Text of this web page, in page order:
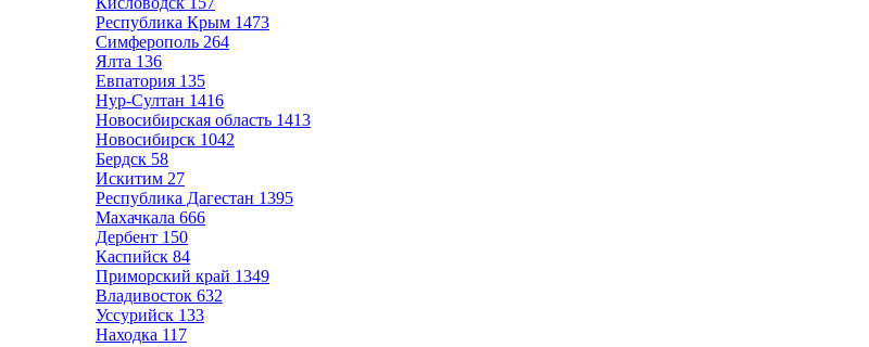
Республика Крым 1473
Симферополь 264
Ялта 136
Евпатория 135
Нур-Султан 1416
Новосибирская область 1413
Новосибирск 1042
Бердск 58
Искитим 27
Республика Дагестан 1395
Махачкала 666
Дербент 150
Каспийск 84
Приморский край 1349
Владивосток 632
Уссурийск 133
Находка 117